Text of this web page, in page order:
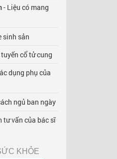
- Liệu có mang
sinh sản
cổ tử cung
dụng phụ của
ngủ ban ngày
tư vấn của bác sĩ
KHỎE